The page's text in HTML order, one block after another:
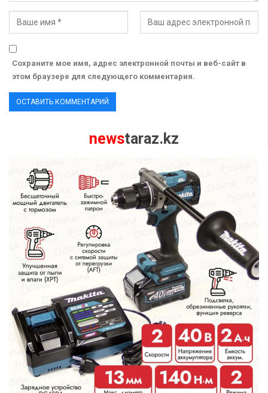
Сохраните мое имя, адрес электронной почты и веб-сайт в
этом браузере для следующего комментария.
newstaraz.kz